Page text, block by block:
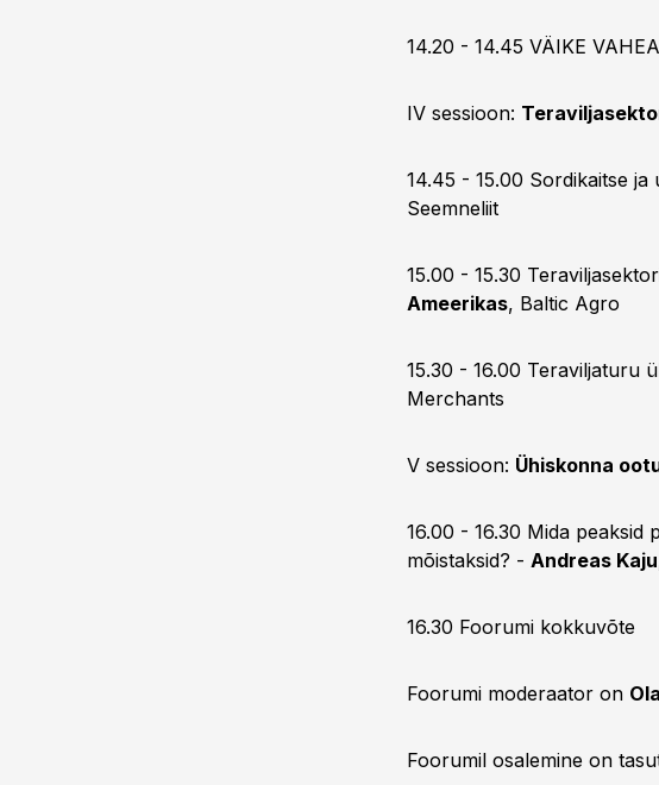
14.20 - 14.45 VÄIKE
IV sessioon:
14.45 - 15.00 Sordikaitse
Seemneliit
15.00 - 15.30
Ameerikas, Baltic Agro
15.30 - 16.00 Teraviljaturu
Merchants
V sessioon: Ühiskonna
16.00 - 16.30 Mida peaksid
mõistaksid? - Andreas Kaju
16.30 Foorumi kokkuvõte
Foorumi moderaator on
Foorumil osalemine on